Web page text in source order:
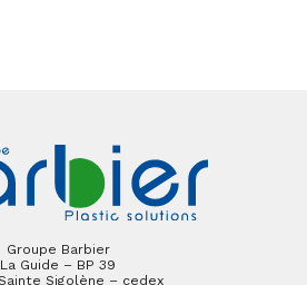
Groupe Barbier
La Guide – BP 39
Sigolène – cedex